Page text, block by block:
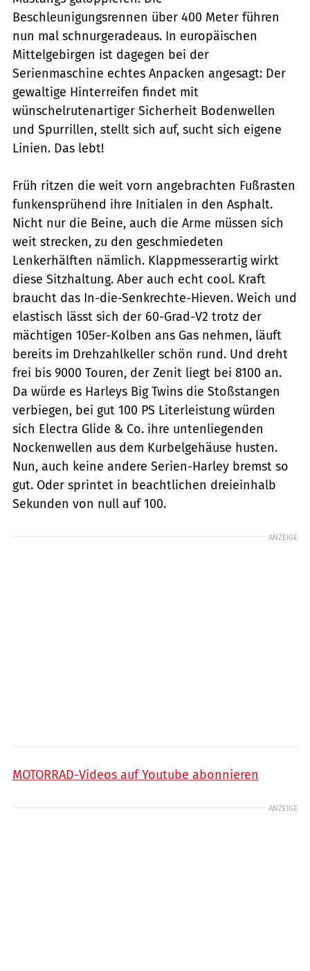
Beschleunigungsrennen über 400 Meter führen
nun mal schnurgeradeaus. In europäischen
Mittelgebirgen ist dagegen bei der
Serienmaschine echtes Anpacken angesagt: Der
gewaltige Hinterreifen findet mit
wünschelrutenartiger Sicherheit Bodenwellen
und Spurrillen, stellt sich auf, sucht sich eigene
Linien. Das lebt!
Früh ritzen die weit vorn angebrachten Fußrasten
funkensprühend ihre Initialen in den Asphalt.
Nicht nur die Beine, auch die Arme müssen sich
weit strecken, zu den geschmiedeten
Lenkerhälften nämlich. Klappmesserartig wirkt
diese Sitzhaltung. Aber auch echt cool. Kraft
braucht das In-die-Senkrechte-Hieven. Weich und
elastisch lässt sich der 60-Grad-V2 trotz der
mächtigen 105er-Kolben ans Gas nehmen, läuft
bereits im Drehzahlkeller schön rund. Und dreht
frei bis 9000 Touren, der Zenit liegt bei 8100 an.
Da würde es Harleys Big Twins die Stoßstangen
verbiegen, bei gut 100 PS Literleistung würden
sich Electra Glide & Co. ihre untenliegenden
Nockenwellen aus dem Kurbelgehäuse husten.
Nun, auch keine andere Serien-Harley bremst so
gut. Oder sprintet in beachtlichen dreieinhalb
Sekunden von null auf 100.
ANZEIGE
MOTORRAD-Videos auf Youtube abonnieren
ANZEIGE